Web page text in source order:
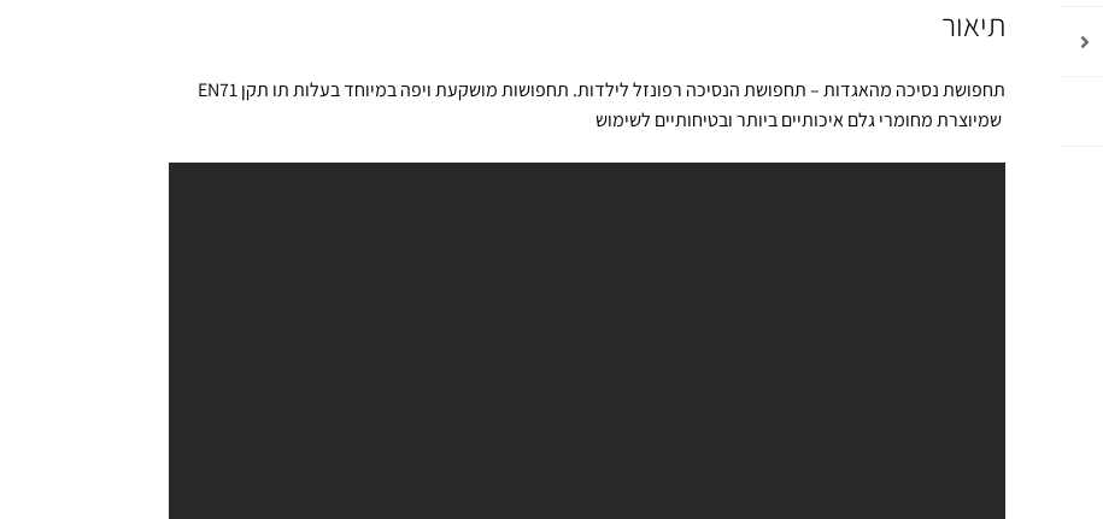
תיאור
תחפושת נסיכה מהאגדות – תחפושת הנסיכה רפונזל לילדות. תחפושות מושקעת ויפה במיוחד בעלות תו תקן EN71
שמיוצרת מחומרי גלם איכותיים ביותר ובטיחותיים לשימוש